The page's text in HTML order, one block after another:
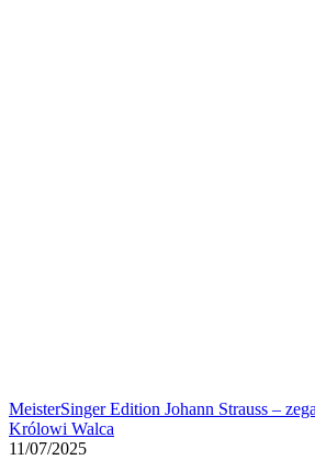
MeisterSinger Edition Johann Strauss –
Królowi Walca
11/07/2025